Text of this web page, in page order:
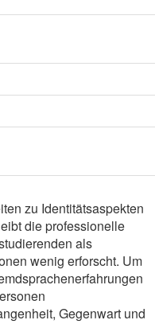
zu Identitätsaspekten
die professionelle
als
wenig erforscht. Um
Gegenwart und